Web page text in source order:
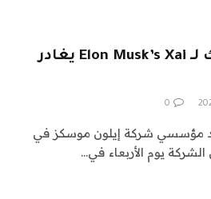
المؤسس المشارك لـ Elon Musk’s Xai يغادر
0
مؤسسي شركة إيلون موسكز في